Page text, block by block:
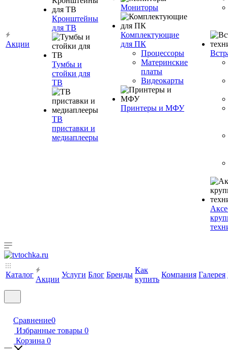
Акции
Кронштейны
для ТВ
Тумбы и
стойки для
ТВ
ТВ
приставки и
медиаплееры
Мониторы
Комплектующие
для ПК
Процессоры
Материнские
платы
Видеокарты
Принтеры и МФУ
Каталог
Акции
Услуги Блог Бренды
Как
купить
Компания Галерея
Сравнение0
Избранные товары 0
Корзина 0